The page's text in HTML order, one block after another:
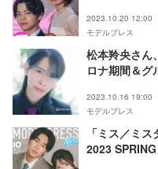
NEO」10月に
2023.10.20 12:00
モデルプレス
松本羚央さん
ロナ期間＆グ
SUMMER」
2023.10.16 19:00
モデルプレス
「ミス／ミ
2023